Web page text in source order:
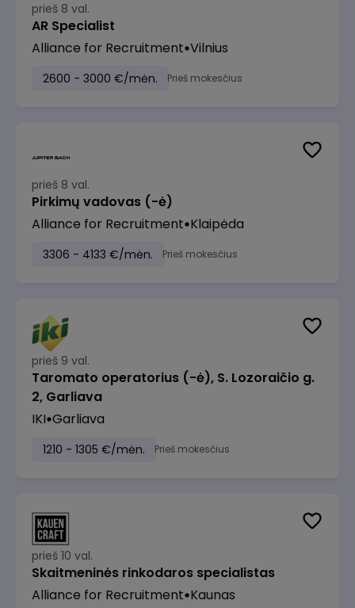
prieš 8 val.
AR Specialist
Alliance for Recruitment Vilnius
2600 - 3000 €/mėn. Prieš mokesčius
prieš 8 val.
Pirkimų vadovas (-ė)
Alliance for Recruitment Klaipėda
3306 - 4133 €/mėn. Prieš mokesčius
prieš 9 val.
Taromato operatorius (-ė), S. Lozoraičio g.
2, Garliava
IKI Garliava
1210 - 1305 €/mėn. Prieš mokesčius
prieš 10 val.
Skaitmeninės rinkodaros specialistas
Alliance for Recruitment Kaunas